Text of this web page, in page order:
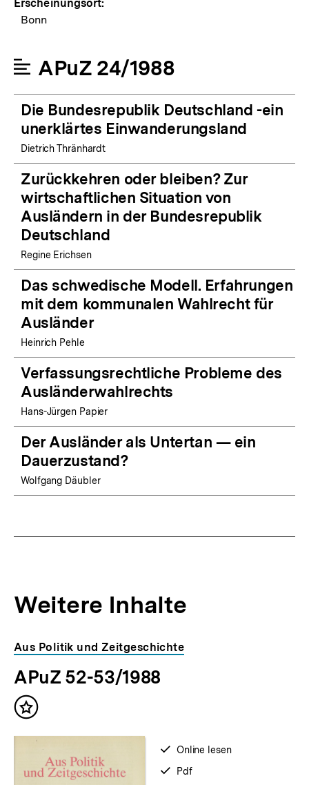
Erscheinungsort:
Bonn
APuZ 24/1988
Die Bundesrepublik Deutschland -ein
unerklärtes Einwanderungsland
Dietrich Thränhardt
Zurückkehren oder bleiben? Zur
wirtschaftlichen Situation von
Ausländern in der Bundesrepublik
Deutschland
Regine Erichsen
Das schwedische Modell. Erfahrungen
mit dem kommunalen Wahlrecht für
Ausländer
Heinrich Pehle
Verfassungsrechtliche Probleme des
Ausländerwahlrechts
Hans-Jürgen Papier
Der Ausländer als Untertan — ein
Dauerzustand?
Wolfgang Däubler
Weitere Inhalte
Inhaltskarousell
für
weitere
Inhalte
Inhaltskarussell
überspringen
Aus Politik und Zeitgeschichte
APuZ 52-53/1988
Inhalt
verfügbar
Online lesen
verfügbar
Pdf